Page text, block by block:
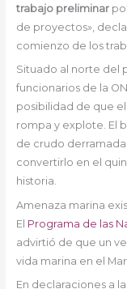
trabajo preliminar
de proyectos»,
comienzo de los
Situado al norte del
funcionarios de la
posibilidad de que
rompa y explote. El
de crudo derramada
convertirlo en el
historia.
Amenaza marina
El Programa de las
advirtió de que un
vida marina en el Mar
En declaraciones a